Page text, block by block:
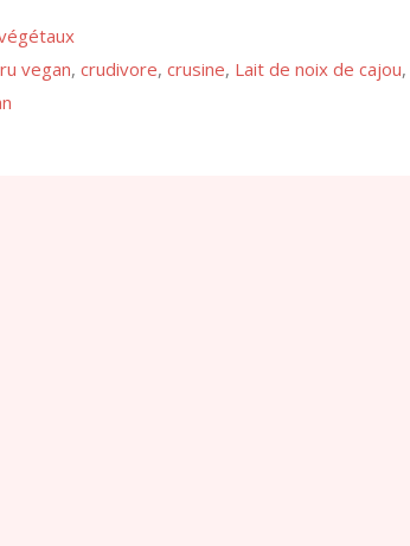
vegan, crudivore, crusine, Lait de noix de cajou,